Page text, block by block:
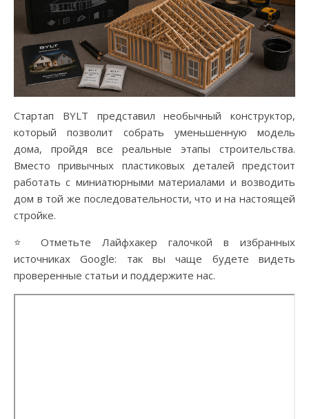
Стартап BYLT представил необычный конструктор,
который позволит собрать уменьшенную модель
дома, пройдя все реальные этапы строительства.
Вместо привычных пластиковых деталей предстоит
работать с миниатюрными материалами и возводить
дом в той же последовательности, что и на настоящей
стройке.
⭐ Отметьте Лайфхакер галочкой в избранных
источниках Google: так вы чаще будете видеть
проверенные статьи и поддержите нас.